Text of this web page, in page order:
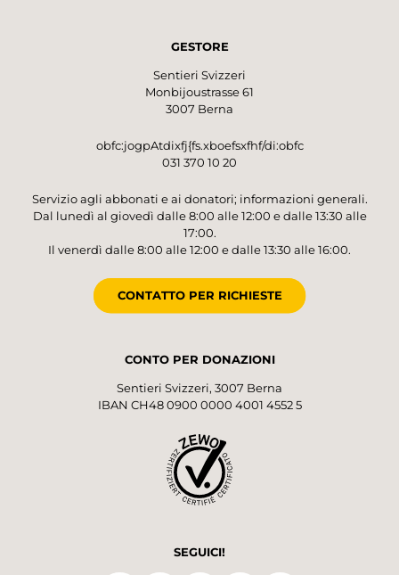
GESTORE
Sentieri Svizzeri
Monbijoustrasse 61
3007 Berna
obfc:jogpAtdixfj{fs.xboefsxfhf/di:obfc
031 370 10 20
Servizio agli abbonati e ai donatori; informazioni generali.
Dal lunedì al giovedì dalle 8:00 alle 12:00 e dalle 13:30 alle
17:00.
Il venerdì dalle 8:00 alle 12:00 e dalle 13:30 alle 16:00.
CONTATTO PER RICHIESTE
CONTO PER DONAZIONI
Sentieri Svizzeri, 3007 Berna
IBAN CH48 0900 0000 4001 4552 5
SEGUICI!